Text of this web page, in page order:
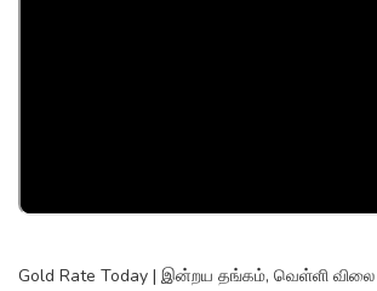
Gold Rate Today | இன்றய தங்கம், வெள்ளி விலை